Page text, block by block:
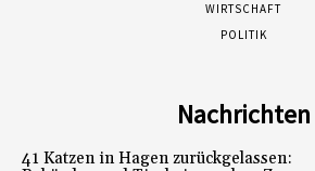
WIRTSCHAFT
POLITIK
Nachrichten
41 Katzen in Hagen zurückgelassen: